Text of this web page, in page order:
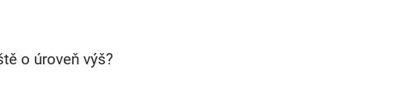
o úroveň výš?